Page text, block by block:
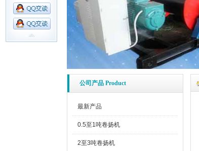
公司产品 Product
最新产品
0.5至1吨卷扬机
2至3吨卷扬机